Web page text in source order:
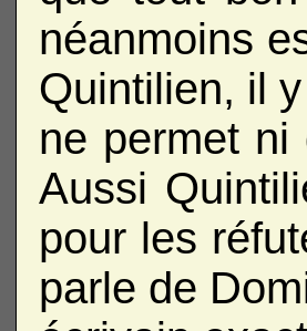
néanmoins
Quintilien, il
ne permet
Aussi
pour les
parle de